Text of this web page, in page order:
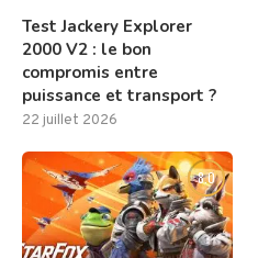
Test Jackery Explorer
2000 V2 : le bon
compromis entre
puissance et transport ?
22 juillet 2026
8.0